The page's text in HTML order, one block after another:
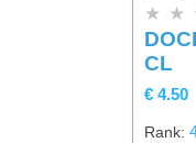
★ ★
CL
€ 4.50
Rank: